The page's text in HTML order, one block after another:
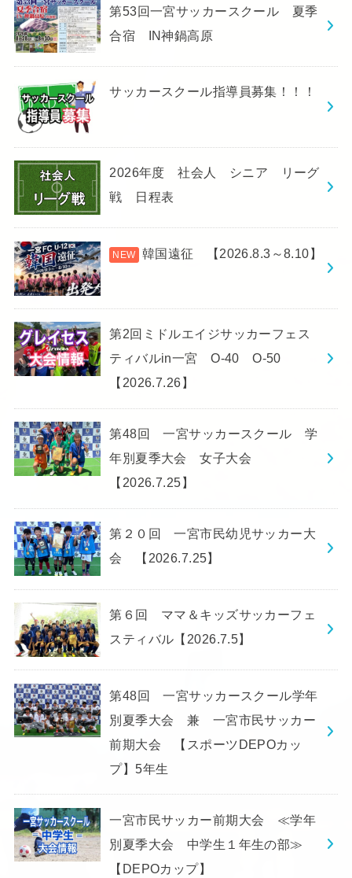
第53回一宮サッカースクール 夏季
合宿 IN神鍋高原
サッカースクール指導員募集！！！
2026年度 社会人 シニア リーグ
戦 日程表
韓国遠征 【2026.8.3～8.10】
第2回ミドルエイジサッカーフェス
ティバルin一宮 O-40 O-50
【2026.7.26】
第48回 一宮サッカースクール 学
年別夏季大会 女子大会
【2026.7.25】
第２０回 一宮市民幼児サッカー大
会 【2026.7.25】
第６回 ママ＆キッズサッカーフェ
スティバル【2026.7.5】
第48回 一宮サッカースクール学年
別夏季大会 兼 一宮市民サッカー
前期大会 【スポーツDEPOカッ
プ】5年生
一宮市民サッカー前期大会 ≪学年
別夏季大会 中学生１年生の部≫
【DEPOカップ】